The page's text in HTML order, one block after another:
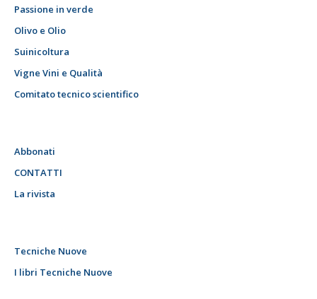
Passione in verde
Olivo e Olio
Suinicoltura
Vigne Vini e Qualità
Comitato tecnico scientifico
Abbonati
CONTATTI
La rivista
Tecniche Nuove
I libri Tecniche Nuove